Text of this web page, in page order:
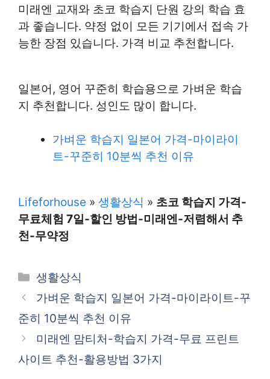
미래엔 교재와 초코 학습지 단원 강의 학습 효
과 좋습니다. 약정 없이 모든 기기에서 접속 가
능한 장점 있습니다. 가격 비교 추천합니다.
일본어, 영어 꾸준히 학습용으로 가벼운 학습
지 추천합니다. 성인도 많이 합니다.
가벼운 학습지 일본어 가격-마이라이
트-꾸준히 10분씩 추천 이유
Lifeforhouse » 생활상식 » 초코 학습지 가격-
무료체험 7일-할인 방법-미래엔-저렴해서 추
천-무약정
카
테
고
리
생활상식
가벼운 학습지 일본어 가격-마이라이트-꾸
준히 10분씩 추천 이유
미래엔 맘티처-학습지 가격-무료 프린트
사이트 추천-활용방법 3가지